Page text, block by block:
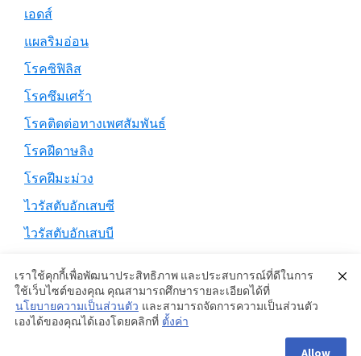
เอดส์
แผลริมอ่อน
โรคซิฟิลิส
โรคซึมเศร้า
โรคติดต่อทางเพศสัมพันธ์
โรคฝีดาษลิง
โรคฝีมะม่วง
ไวรัสตับอักเสบซี
ไวรัสตับอักเสบบี
Copyright © 2026 ·Genesis SampleonGenesis Framework
WordPress
เราใช้คุกกี้เพื่อพัฒนาประสิทธิภาพ และประสบการณ์ที่ดีในการ
ใช้เว็บไซต์ของคุณ คุณสามารถศึกษารายละเอียดได้ที่
นโยบายความเป็นส่วนตัว และสามารถจัดการความเป็นส่วนตัว
เองได้ของคุณได้เองโดยคลิกที่ ตั้งค่า
Allow